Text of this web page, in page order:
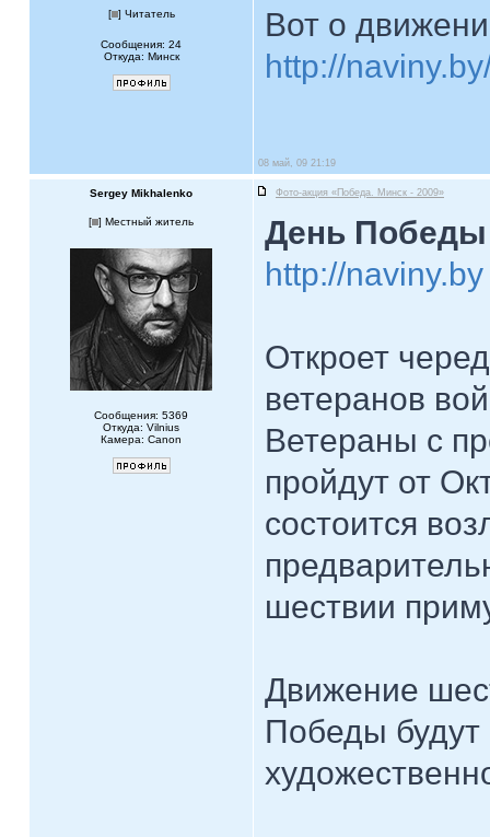
[ ] Читатель
Сообщения: 24
Откуда: Минск
Вот о
http://
08 май, 09 21:19
Sergey Mikhalenko Фото-акция «Победа. Минск - 2009»
[ ] Местный житель
Сообщения: 5369
Откуда: Vilnius
Камера: Canon
День Победы
http://naviny.by
Откроет
ветеранов
Ветераны с
пройдут от
состоится
шествии
Движение
Победы будут